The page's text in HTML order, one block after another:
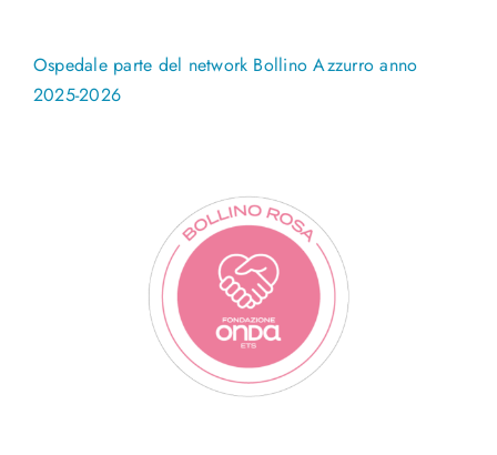
Ospedale parte del network Bollino Azzurro anno
2025-2026